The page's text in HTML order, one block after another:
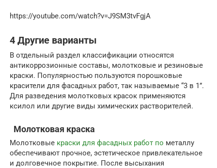
https://youtube.com/watch?v=J9SM3tvFgjA
4 Другие варианты
В отдельный раздел классификации относятся
антикоррозионные составы, молотковые и резиновые
краски. Популярностью пользуются порошковые
красители для фасадных работ, так называемые “3 в 1”.
Для разведения молотковых красок применяются
ксилол или другие виды химических растворителей.
Молотковая краска
Молотковые краски для фасадных работ по металлу
обеспечивают прочное, эстетическое привлекательное
и долговечное покрытие. После высыхания